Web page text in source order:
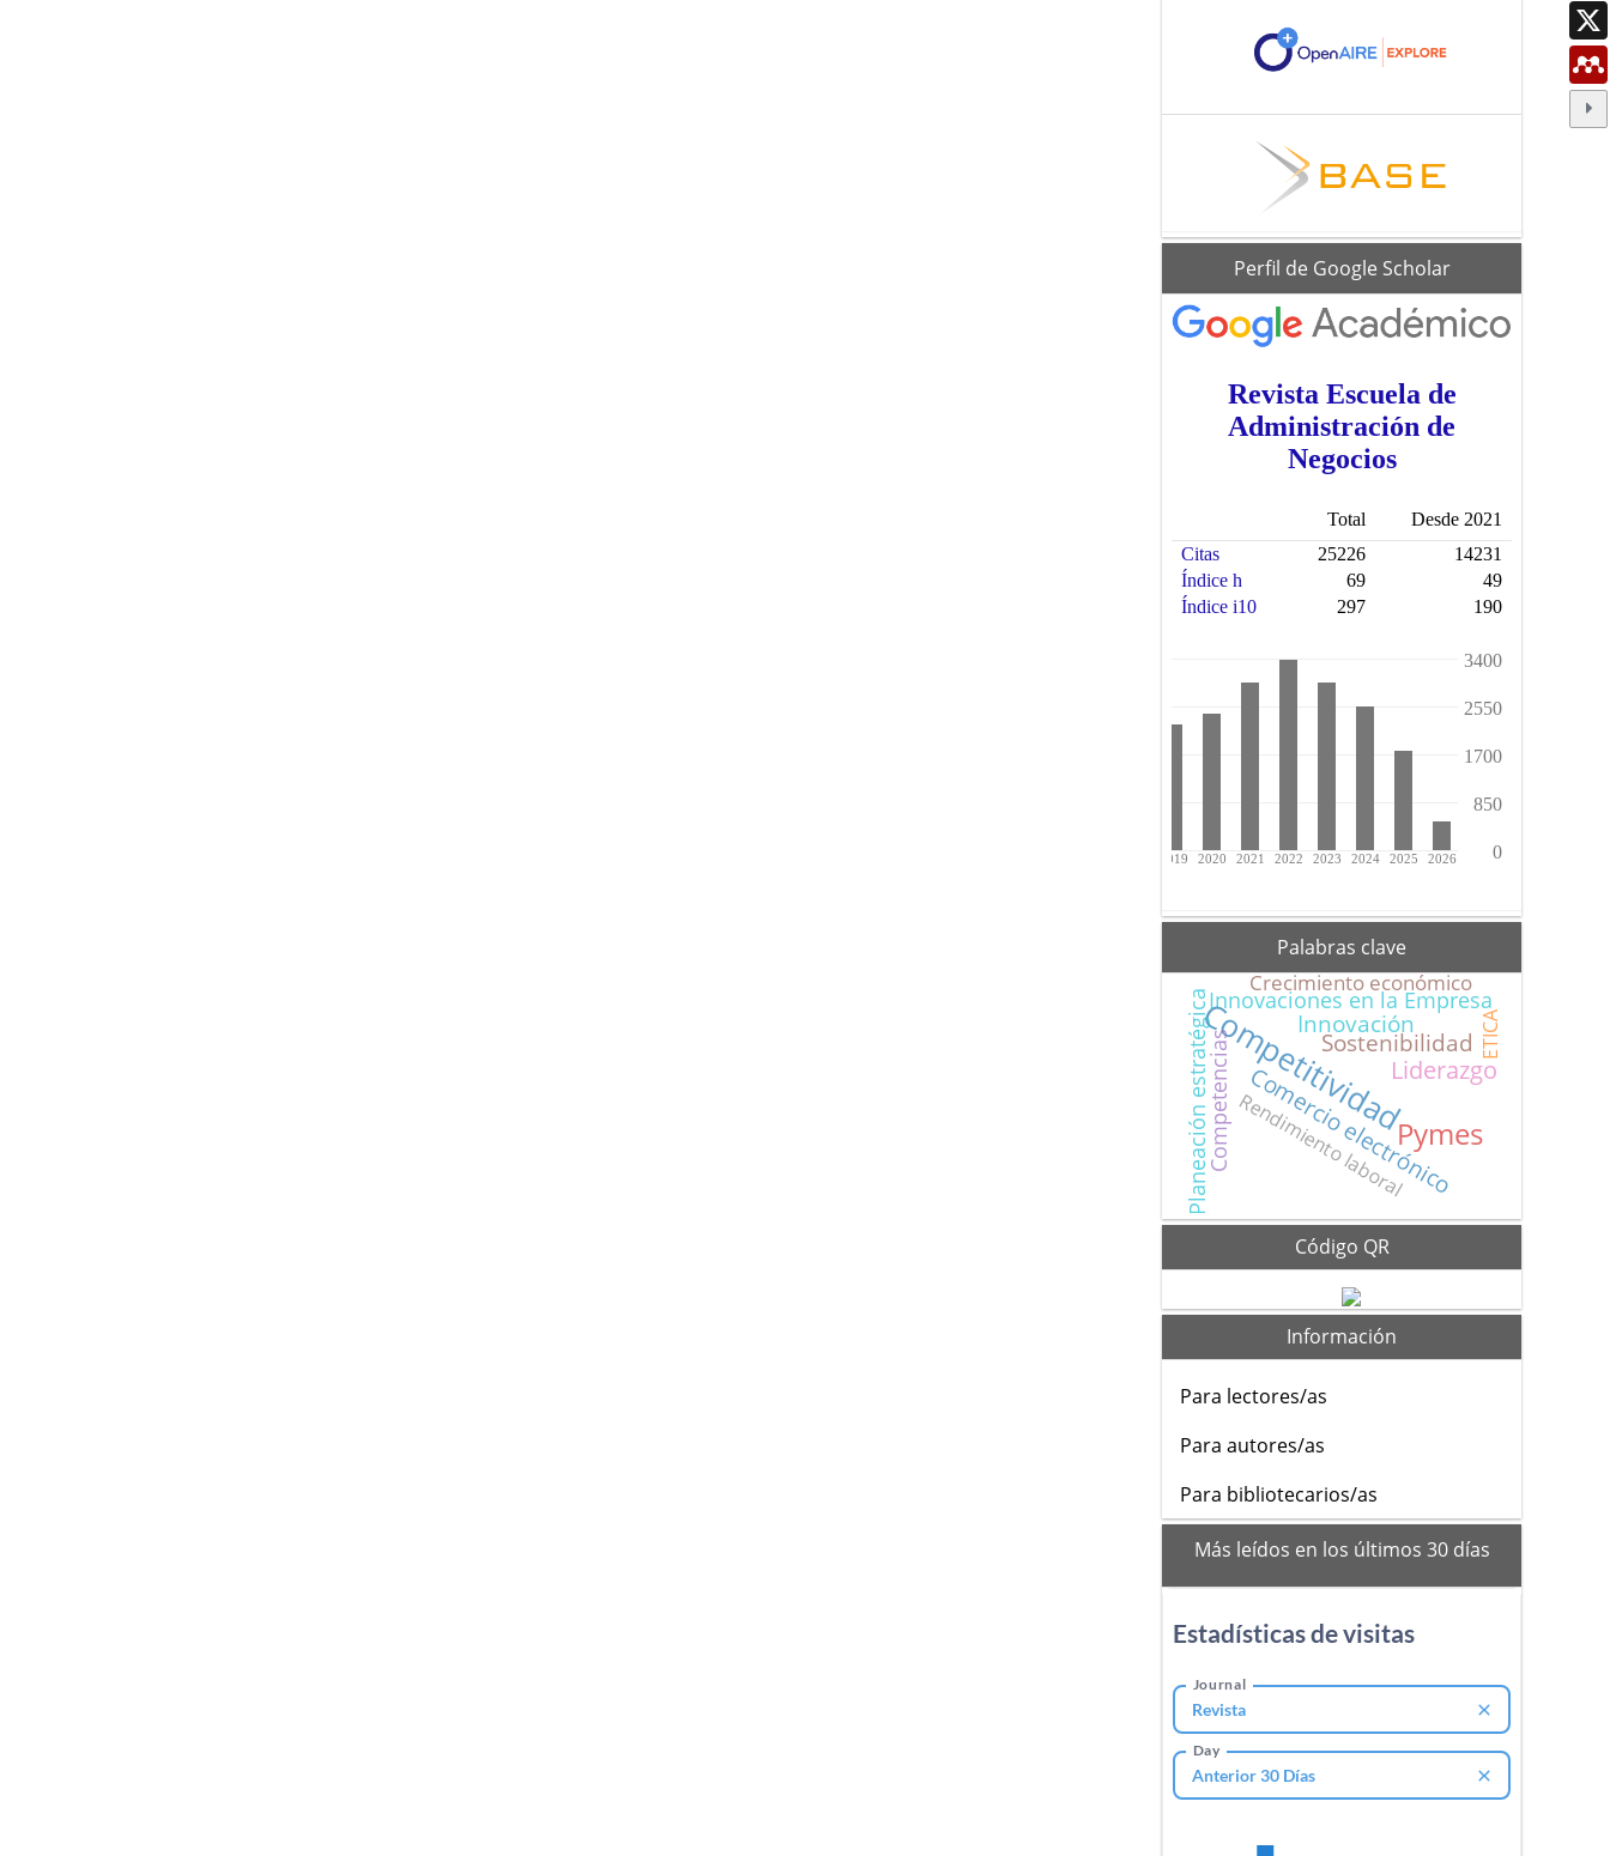
scholarPerfil de Google Scholar
Palabras clave
CompetitividadPymes
Liderazgo
Comercio electrónico
Sostenibilidad
Innovación
Planeación estratégicaInnovaciones en la Empresa
Competencias
Crecimiento económico
Rendimiento laboral
ETICA
Código QR
Información
Para lectores/as
Para autores/as
Para bibliotecarios/as
mas_vistos
Más leídos en los últimos 30 días